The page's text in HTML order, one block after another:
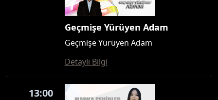
Geçmişe Yürüyen Adam
Geçmişe Yürüyen Adam
Detaylı Bilgi
13:00